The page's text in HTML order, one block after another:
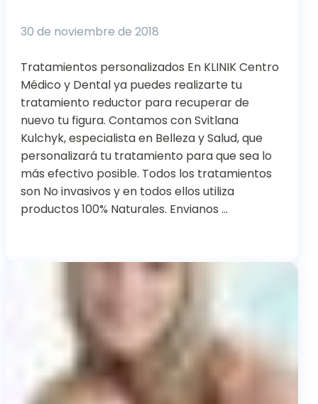
30 de noviembre de 2018
Tratamientos personalizados En KLINIK Centro
Médico y Dental ya puedes realizarte tu
tratamiento reductor para recuperar de
nuevo tu figura. Contamos con Svitlana
Kulchyk, especialista en Belleza y Salud, que
personalizará tu tratamiento para que sea lo
más efectivo posible. Todos los tratamientos
son No invasivos y en todos ellos utiliza
productos 100% Naturales. Envianos …